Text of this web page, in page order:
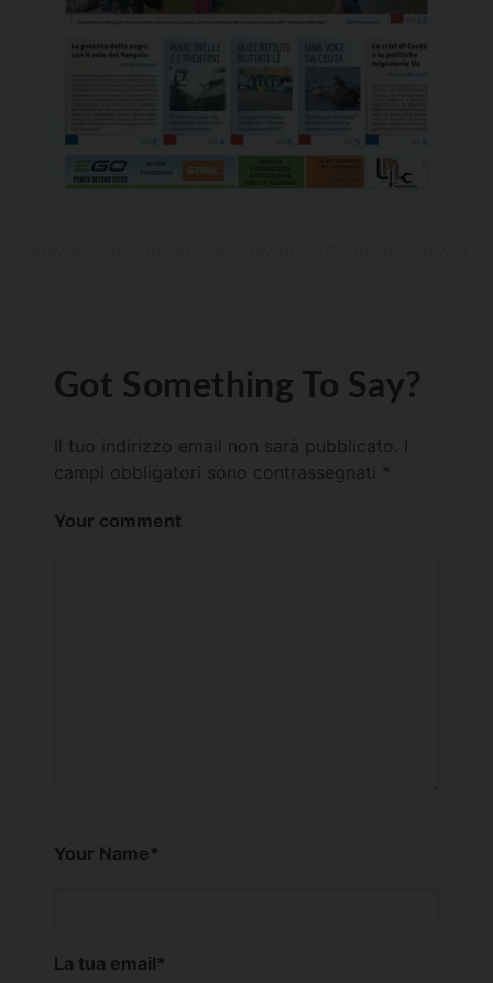
Got Something To Say?
Il tuo indirizzo email non sarà pubblicato.
campi obbligatori sono contrassegnati *
Your comment
Your Name*
La tua email*